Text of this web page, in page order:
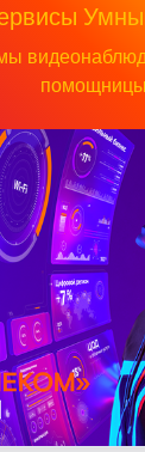
помощницы